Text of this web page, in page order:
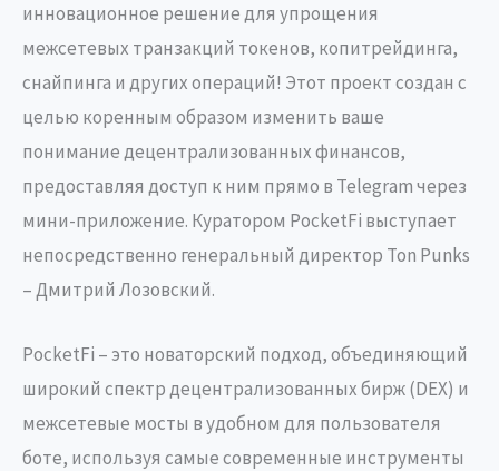
инновационное решение для упрощения
межсетевых транзакций токенов, копитрейдинга,
снайпинга и других операций! Этот проект создан с
целью коренным образом изменить ваше
понимание децентрализованных финансов,
предоставляя доступ к ним прямо в Telegram через
мини-приложение. Куратором PocketFi выступает
непосредственно генеральный директор Ton Punks
– Дмитрий Лозовский.
PocketFi – это новаторский подход, объединяющий
широкий спектр децентрализованных бирж (DEX) и
межсетевые мосты в удобном для пользователя
боте, используя самые современные инструменты